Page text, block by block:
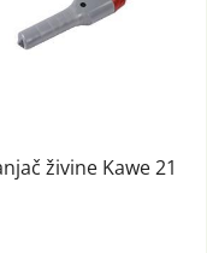
živine Kawe 21